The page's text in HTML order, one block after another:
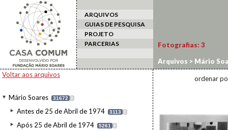
ARQUIVOS
GUIAS DE PESQUISA
PROJETO
PARCERIAS
Voltar aos arquivos
Mário Soares 31672 I
Antes de 25 de Abril de 1974 3113 I
Após 25 de Abril de 1974 5261 I
Fotografias: 3
Arquivos > Mário
na TV
ordenar